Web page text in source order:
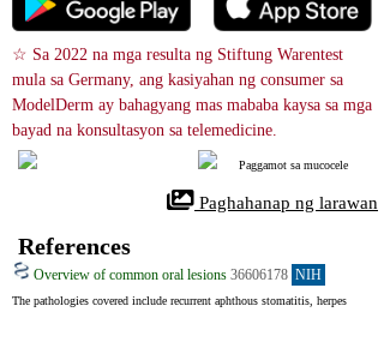
☆ Sa 2022 na mga resulta ng Stiftung Warentest
mula sa Germany, ang kasiyahan ng consumer sa
ModelDerm ay bahagyang mas mababa kaysa sa mga
bayad na konsultasyon sa telemedicine.
Paggamot sa mucocele
Paghahanap ng larawan
References
Overview of common oral lesions 36606178 NIH
The pathologies covered include recurrent aphthous stomatitis, herpes